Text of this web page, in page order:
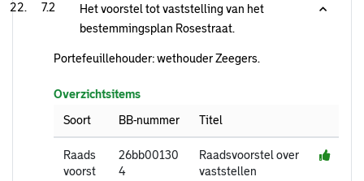
7.2
Het voorstel tot vaststelling van het
bestemmingsplan Rosestraat.
Portefeuillehouder: wethouder Zeegers.
Overzichtsitems
Soort
BB-nummer Titel
Raads
voorst
26bb00130
4
Raadsvoorstel over
vaststellen